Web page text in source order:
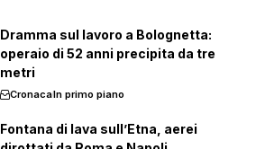
Dramma sul lavoro a Bolognetta:
operaio di 52 anni precipita da tre
metri
CronacaIn primo piano
Fontana di lava sull’Etna, aerei